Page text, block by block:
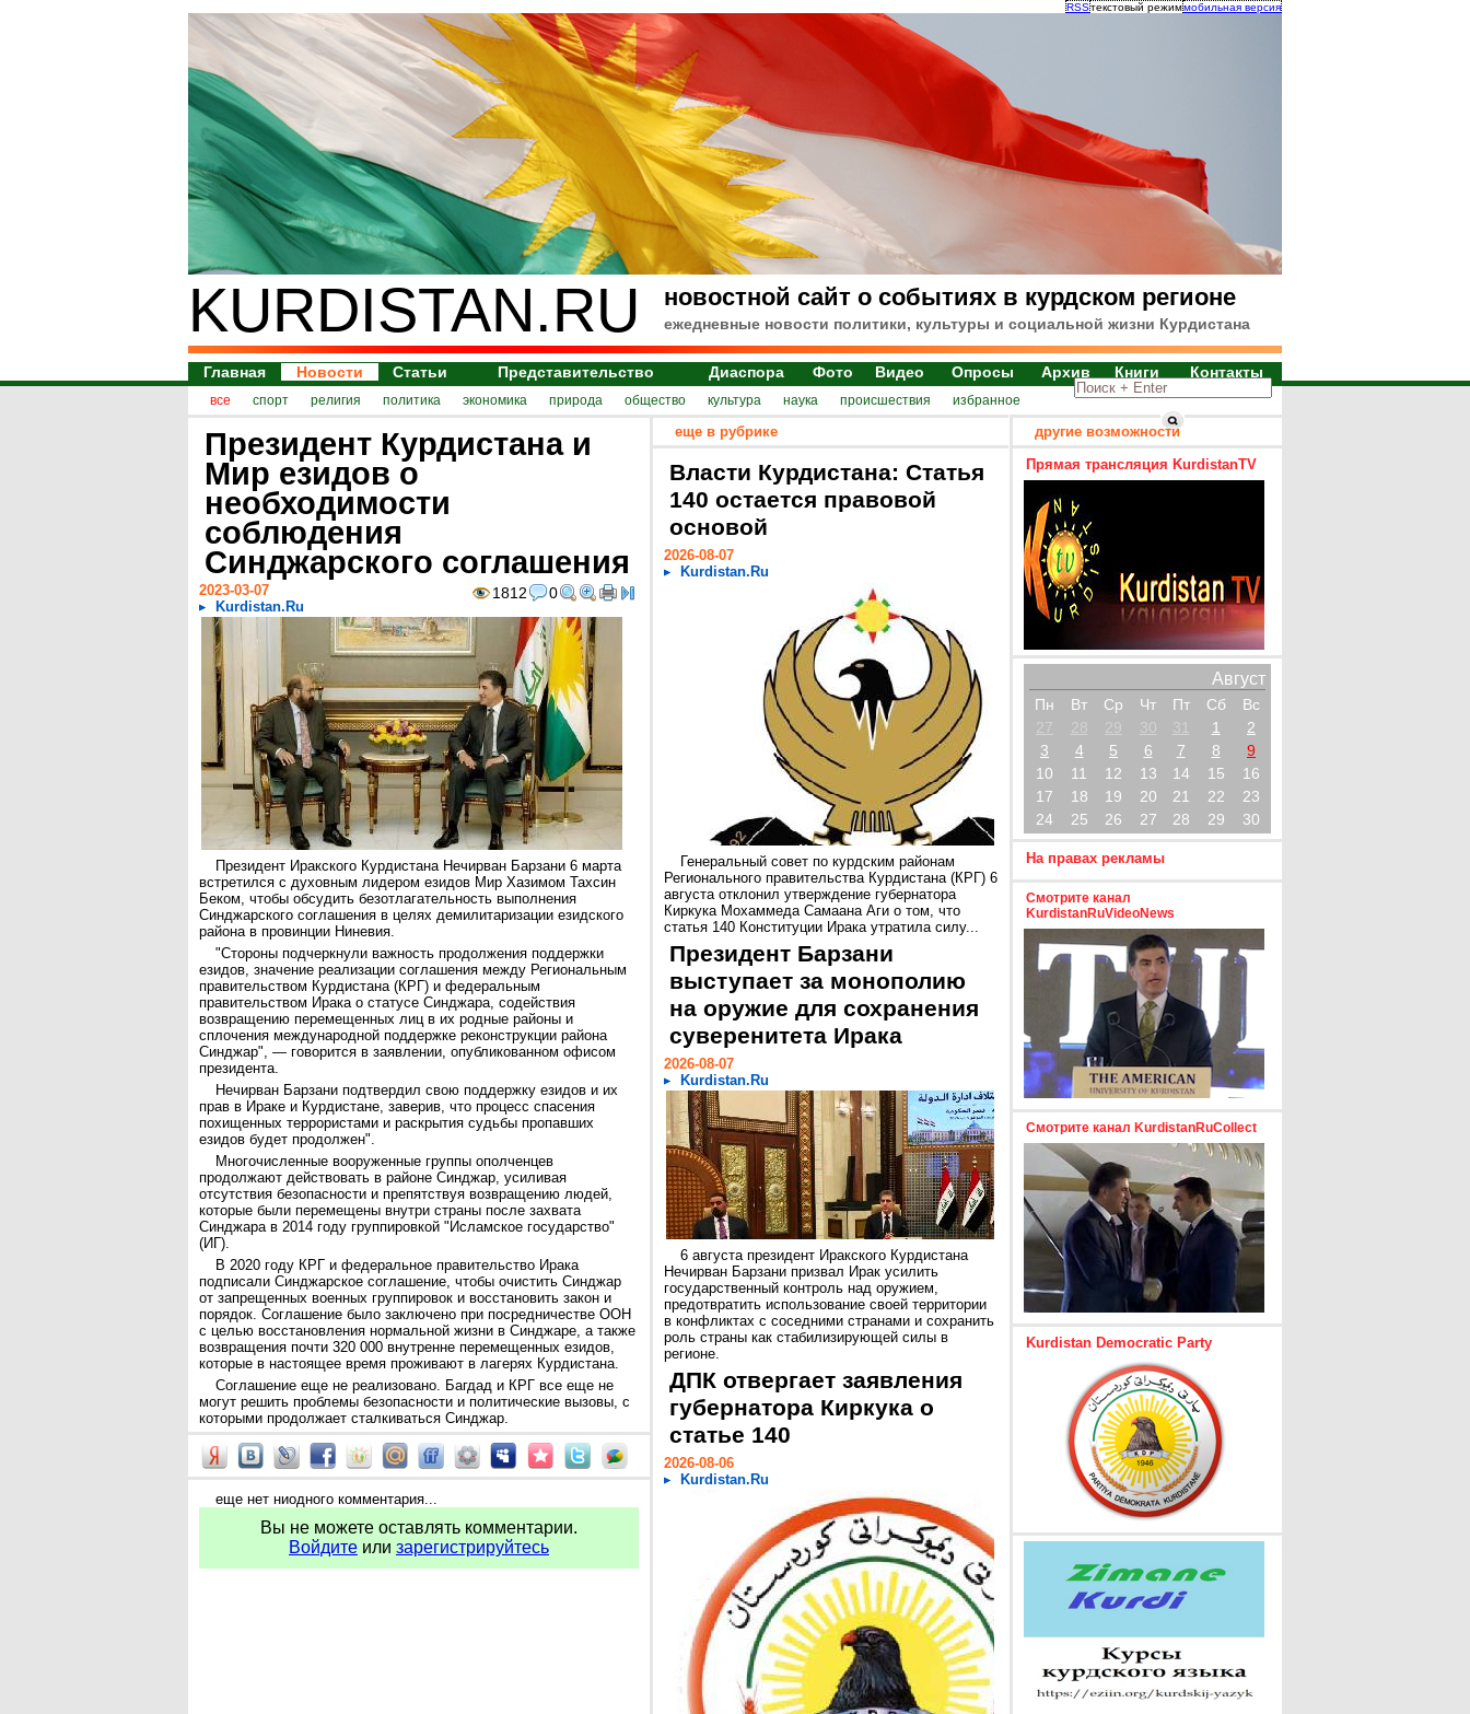
RSSтекстовый режиммобильная версия
KURDISTAN.RU новостной сайт о событиях в курдском регионе
ежедневные новости политики, культуры и социальной жизни Курдистана
Главная Новости Статьи Представительство Диаспора Фото Видео Опросы Архив Книги Контакты
все спорт религия политика экономика природа общество культура наука происшествия избранное
Президент Курдистана и
Мир езидов о
необходимости
соблюдения
Синджарского соглашения
1812 0
2023-03-07
Kurdistan.Ru
Президент Иракского Курдистана Нечирван Барзани 6 марта
встретился с духовным лидером езидов Мир Хазимом Тахсин
Беком, чтобы обсудить безотлагательность выполнения
Синджарского соглашения в целях демилитаризации езидского
района в провинции Ниневия.
"Стороны подчеркнули важность продолжения поддержки
езидов, значение реализации соглашения между Региональным
правительством Курдистана (КРГ) и федеральным
правительством Ирака о статусе Синджара, содействия
возвращению перемещенных лиц в их родные районы и
сплочения международной поддержке реконструкции района
Синджар", — говорится в заявлении, опубликованном офисом
президента.
Нечирван Барзани подтвердил свою поддержку езидов и их
прав в Ираке и Курдистане, заверив, что процесс спасения
похищенных террористами и раскрытия судьбы пропавших
езидов будет продолжен".
Многочисленные вооруженные группы ополченцев
продолжают действовать в районе Синджар, усиливая
отсутствия безопасности и препятствуя возвращению людей,
которые были перемещены внутри страны после захвата
Синджара в 2014 году группировкой "Исламское государство"
(ИГ).
В 2020 году КРГ и федеральное правительство Ирака
подписали Синджарское соглашение, чтобы очистить Синджар
от запрещенных военных группировок и восстановить закон и
порядок. Соглашение было заключено при посредничестве ООН
с целью восстановления нормальной жизни в Синджаре, а также
возвращения почти 320 000 внутренне перемещенных езидов,
которые в настоящее время проживают в лагерях Курдистана.
Соглашение еще не реализовано. Багдад и КРГ все еще не
могут решить проблемы безопасности и политические вызовы, с
которыми продолжает сталкиваться Синджар.
еще нет ниодного комментария...
Вы не можете оставлять комментарии.
Войдите или зарегистрируйтесь
еще в рубрике
Власти Курдистана: Статья
140 остается правовой
основой
2026-08-07
Kurdistan.Ru
Генеральный совет по курдским районам
Регионального правительства Курдистана (КРГ) 6
августа отклонил утверждение губернатора
Киркука Мохаммеда Самаана Аги о том, что
статья 140 Конституции Ирака утратила силу...
Президент Барзани
выступает за монополию
на оружие для сохранения
суверенитета Ирака
2026-08-07
Kurdistan.Ru
6 августа президент Иракского Курдистана
Нечирван Барзани призвал Ирак усилить
государственный контроль над оружием,
предотвратить использование своей территории
в конфликтах с соседними странами и сохранить
роль страны как стабилизирующей силы в
регионе.
ДПК отвергает заявления
губернатора Киркука о
статье 140
2026-08-06
Kurdistan.Ru
другие возможности
Прямая трансляция KurdistanTV
Август
Пн Вт Ср Чт Пт Сб
Вс
27
28 29 30 31 1
2
3
4 5 6 7 8
9
10
11 12 13 14 15
16
17
18 19 20 21 22
23
24
25 26 27 28 29 30
На правах рекламы
Смотрите канал
KurdistanRuVideoNews
Смотрите канал KurdistanRuCollect
Kurdistan Democratic Party